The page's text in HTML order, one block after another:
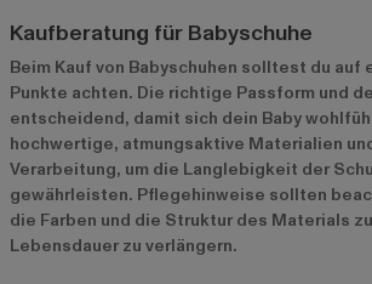
Kaufberatung für Babyschuhe
Beim Kauf von Babyschuhen solltest du auf
Punkte achten. Die richtige Passform und
entscheidend, damit sich dein Baby
hochwertige, atmungsaktive Materialien
Verarbeitung, um die Langlebigkeit der
gewährleisten. Pflegehinweise sollten
die Farben und die Struktur des Materials
Lebensdauer zu verlängern.